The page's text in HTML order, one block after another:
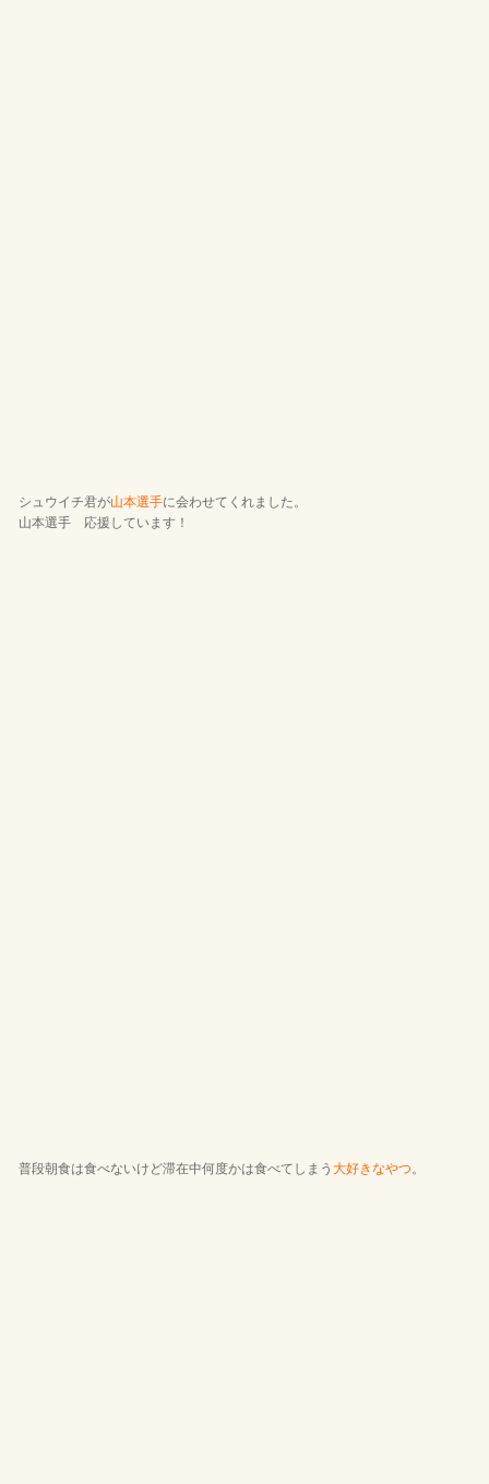
シュウイチ君が山本選手に会わせてくれました。
山本選手 応援しています！
普段朝食は食べないけど滞在中何度かは食べてしまう 大好きなやつ。